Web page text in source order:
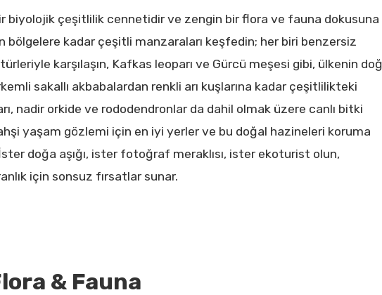
biyolojik çeşitlilik cennetidir ve zengin bir flora ve fauna dokusuna
kadar çeşitli manzaraları keşfedin; her biri benzersiz
karşılaşın, Kafkas leoparı ve Gürcü meşesi gibi, ülkenin
sakallı akbabalardan renkli arı kuşlarına kadar çeşitlilikteki
nadir orkide ve rododendronlar da dahil olmak üzere canlı bitki
yaşam gözlemi için en iyi yerler ve bu doğal hazineleri koruma
doğa aşığı, ister fotoğraf meraklısı, ister ekoturist olun,
için sonsuz fırsatlar sunar.
& Fauna